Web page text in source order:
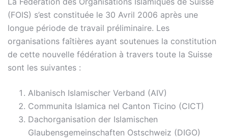
(FOIS) s’est constituée le 30 Avril 2006 après une
longue période de travail préliminaire. Les
organisations faîtières ayant soutenues la constitution
de cette nouvelle fédération à travers toute la Suisse
sont les suivantes :
Albanisch Islamischer Verband (AIV)
Communita Islamica nel Canton Ticino (CICT)
Dachorganisation der Islamischen
Glaubensgemeinschaften Ostschweiz (DIGO)